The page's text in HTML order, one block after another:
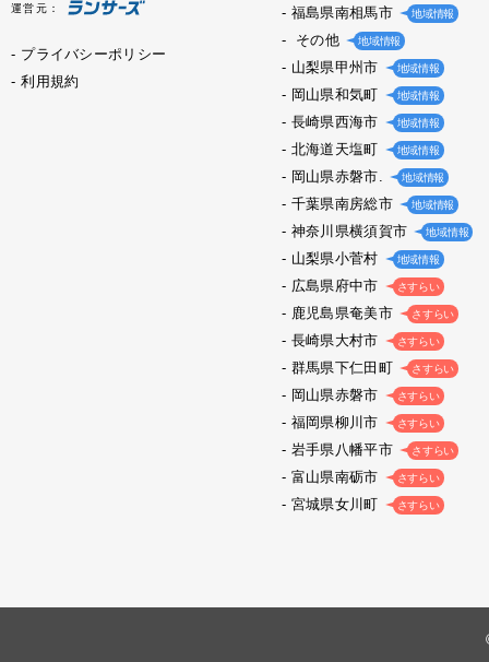
運営元：
プライバシーポリシー
利用規約
福島県南相馬市 地域情報
その他 地域情報
山梨県甲州市 地域情報
岡山県和気町 地域情報
長崎県西海市 地域情報
北海道天塩町 地域情報
岡山県赤磐市. 地域情報
千葉県南房総市 地域情報
神奈川県横須賀市 地域情報
山梨県小菅村 地域情報
広島県府中市 さすらい
鹿児島県奄美市 さすらい
長崎県大村市 さすらい
群馬県下仁田町 さすらい
岡山県赤磐市 さすらい
福岡県柳川市 さすらい
岩手県八幡平市 さすらい
富山県南砺市 さすらい
宮城県女川町 さすらい